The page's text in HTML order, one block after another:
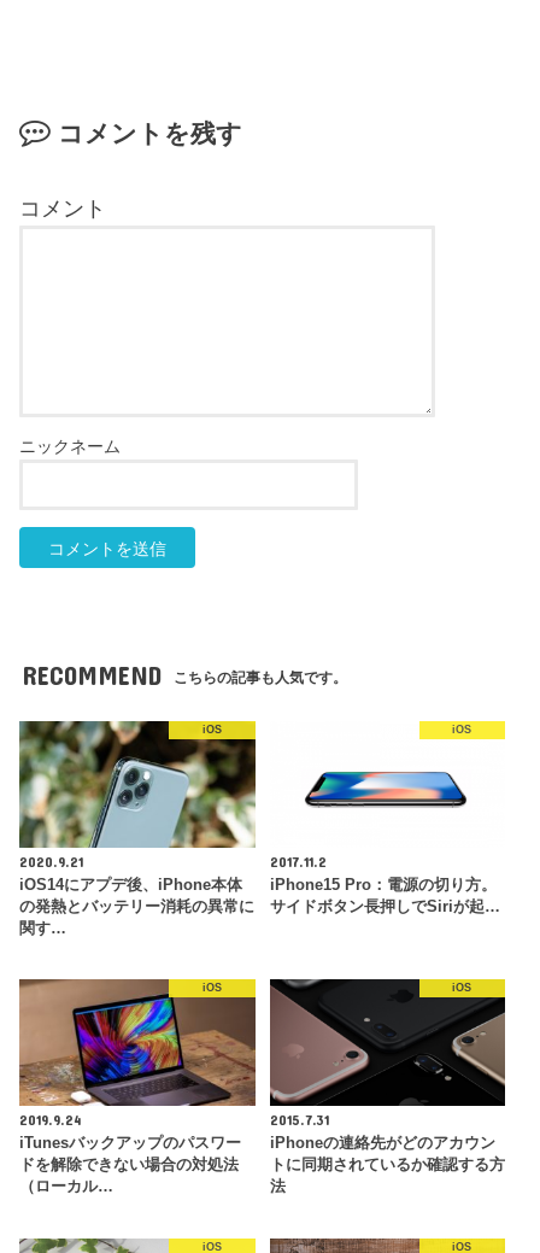
コメントを残す
RECOMMEND こちらの記事も人気です。
iOS
2020.9.21
iOS14にアプデ後、iPhone本体
の発熱とバッテリー消耗の異常に
関す…
iOS
2017.11.2
iPhone15 Pro：電源の切り方。
サイドボタン長押しでSiriが起…
iOS
2019.9.24
iTunesバックアップのパスワー
ドを解除できない場合の対処法
（ローカル…
iOS
2015.7.31
iPhoneの連絡先がどのアカウン
トに同期されているか確認する方
法
iOS iOS